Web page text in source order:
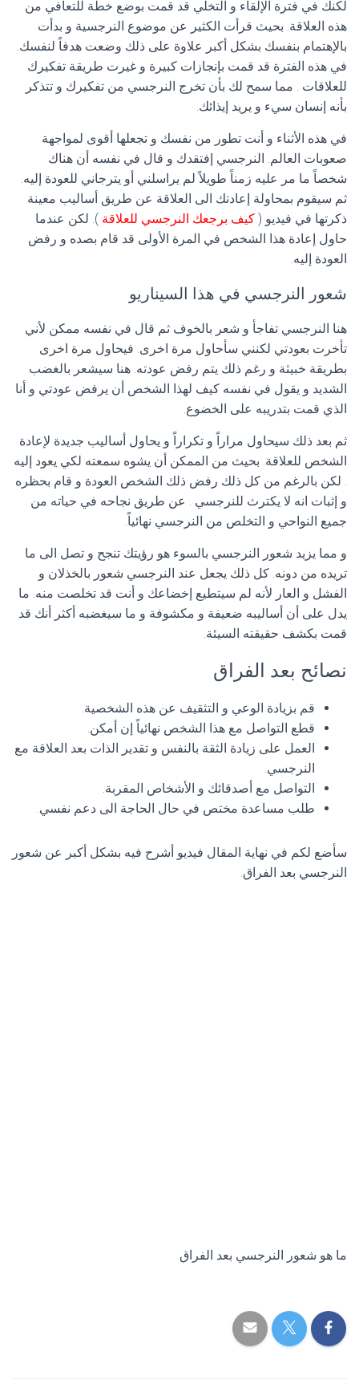
لكنك في فترة الإلقاء و التخلي قد قمت بوضع خطة للتعافي من
هذه العلاقة. بحيث قرأت الكثير عن موضوع النرجسية و بدأت
بالإهتمام بنفسك بشكل أكبر علاوة على ذلك وضعت هدفاً لنفسك.
في هذه الفترة قد قمت بإنجازات كبيرة و غيرت طريقة تفكيرك
للعلاقات . مما سمح لك بأن تخرج النرجسي من تفكيرك و تتذكر
بأنه إنسان سيء و يريد إيذائك.
في هذه الأثناء و أنت تطور من نفسك و تجعلها أقوى لمواجهة
صعوبات العالم. النرجسي إفتقدك و قال في نفسه أن هناك
شخصاً ما مر عليه زمناً طويلاً لم يراسلني أو يترجاني للعودة إليه.
ثم سيقوم بمحاولة إعادتك الى العلاقة عن طريق أساليب معينة
ذكرتها في فيديو ( كيف برجعك النرجسي للعلاقة ). لكن عندما
حاول إعادة هذا الشخص في المرة الأولى قد قام بصده و رفض
العودة إليه.
شعور النرجسي في هذا السيناريو
هنا النرجسي تفاجأ و شعر بالخوف ثم قال في نفسه ممكن لأني
تأخرت بعودتي لكنني سأحاول مرة اخرى. فيحاول مرة اخرى
بطريقة خبيثة و رغم ذلك يتم رفض عودته. هنا سيشعر بالغضب
الشديد و يقول في نفسه كيف لهذا الشخص أن يرفض عودتي و أنا
الذي قمت بتدريبه على الخضوع.
ثم بعد ذلك سيحاول مراراً و تكراراً و يحاول أساليب جديدة لإعادة
الشخص للعلاقة. بحيث من الممكن أن يشوه سمعته لكي يعود إليه
. لكن بالرغم من كل ذلك رفض ذلك الشخص العودة و قام بحظره
و إثبات انه لا يكترث للنرجسي . عن طريق نجاحه في حياته من
جميع النواحي و التخلص من النرجسي نهائياً.
و مما يزيد شعور النرجسي بالسوء هو رؤيتك تنجح و تصل الى ما
تريده من دونه. كل ذلك يجعل عند النرجسي شعور بالخذلان و
الفشل و العار لأنه لم سيتطيع إخضاعك و أنت قد تخلصت منه. ما
يدل على أن أساليبه ضعيفة و مكشوفة و ما سيغضبه أكثر أنك قد
قمت بكشف حقيقته السيئة.
نصائح بعد الفراق
قم بزيادة الوعي و التثقيف عن هذه الشخصية.
قطع التواصل مع هذا الشخص نهائياً إن أمكن.
العمل على زيادة الثقة بالنفس و تقدير الذات بعد العلاقة مع
النرجسي.
التواصل مع أصدقائك و الأشخاص المقربة.
طلب مساعدة مختص في حال الحاجة الى دعم نفسي.
سأضع لكم في نهاية المقال فيديو أشرح فيه بشكل أكبر عن شعور
النرجسي بعد الفراق.
ما هو شعور النرجسي بعد الفراق